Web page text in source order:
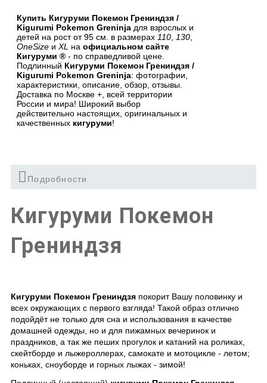
Купить Кигуруми Покемон Грениндзя /
Kigurumi Pokemon Greninja для взрослых и
детей на рост от 95 см. в размерах 110 130
OneSize и XL на официальном сайте
Кигуруми ® - по справедливой цене.
Подлинный Кигуруми Покемон Грениндзя /
Kigurumi Pokemon Greninja: фотографии,
характеристики, описание, обзор, отзывы.
Доставка по Москве +, всей территории
России и мира! Широкий выбор
действительно настоящих, оригинальных и
качественных кигуруми!
Подробности
Кигуруми Покемон
Грениндзя
Кигуруми Покемон Грениндзя покорит Вашу половинку и
всех окружающих с первого взгляда! Такой образ отлично
подойдёт не только для сна и использования в качестве
домашней одежды, но и для пижамных вечеринок и
праздников, а так же пеших прогулок и катаний на роликах,
скейтборде и лыжероллерах, самокате и мотоцикле - летом;
коньках, сноуборде и горных лыжах - зимой!